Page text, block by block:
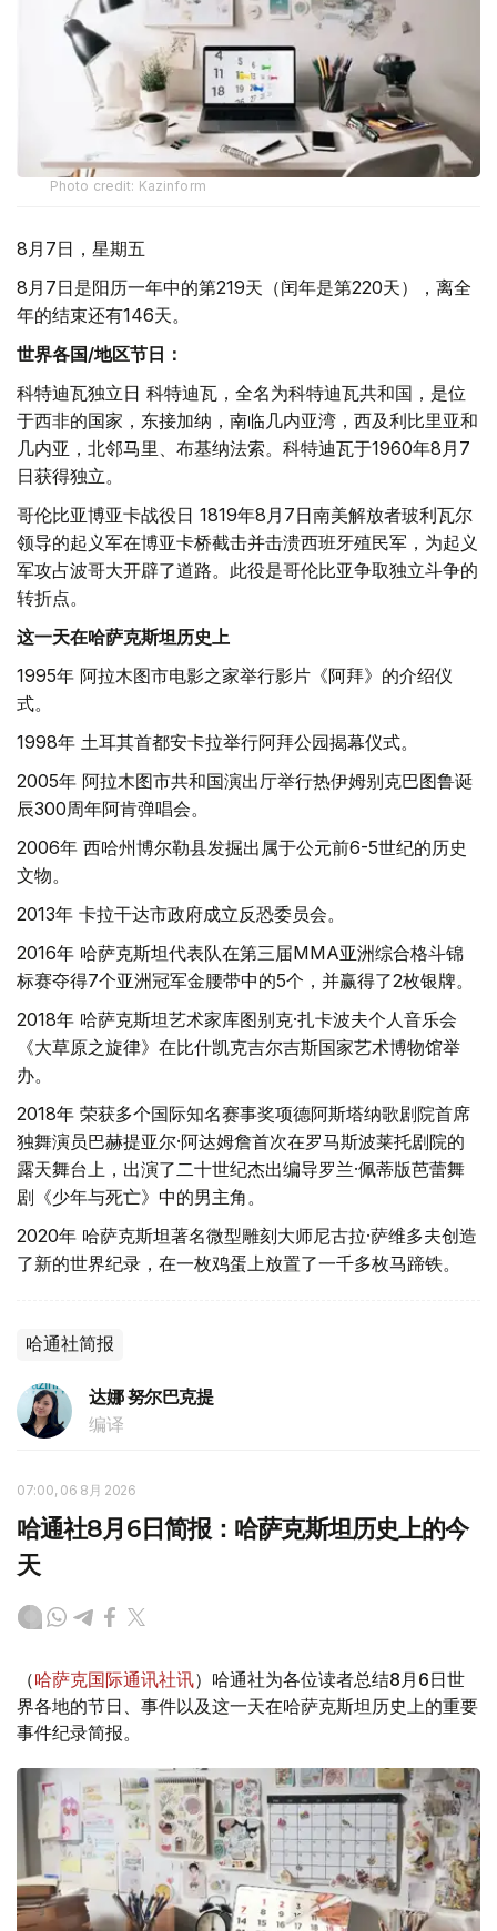
Photo credit: Kazinform
8月7日，星期五
8月7日是阳历一年中的第219天（闰年是第220天），离全
年的结束还有146天。
世界各国/地区节日：
科特迪瓦独立日 科特迪瓦，全名为科特迪瓦共和国，是位
于西非的国家，东接加纳，南临几内亚湾，西及利比里亚和
几内亚，北邻马里、布基纳法索。科特迪瓦于1960年8月7
日获得独立。
哥伦比亚博亚卡战役日 1819年8月7日南美解放者玻利瓦尔
领导的起义军在博亚卡桥截击并击溃西班牙殖民军，为起义
军攻占波哥大开辟了道路。此役是哥伦比亚争取独立斗争的
转折点。
这一天在哈萨克斯坦历史上
1995年 阿拉木图市电影之家举行影片《阿拜》的介绍仪
式。
1998年 土耳其首都安卡拉举行阿拜公园揭幕仪式。
2005年 阿拉木图市共和国演出厅举行热伊姆别克巴图鲁诞
辰300周年阿肯弹唱会。
2006年 西哈州博尔勒县发掘出属于公元前6-5世纪的历史
文物。
2013年 卡拉干达市政府成立反恐委员会。
2016年 哈萨克斯坦代表队在第三届MMA亚洲综合格斗锦
标赛夺得7个亚洲冠军金腰带中的5个，并赢得了2枚银牌。
2018年 哈萨克斯坦艺术家库图别克·扎卡波夫个人音乐会
《大草原之旋律》在比什凯克吉尔吉斯国家艺术博物馆举
办。
2018年 荣获多个国际知名赛事奖项德阿斯塔纳歌剧院首席
独舞演员巴赫提亚尔·阿达姆詹首次在罗马斯波莱托剧院的
露天舞台上，出演了二十世纪杰出编导罗兰·佩蒂版芭蕾舞
剧《少年与死亡》中的男主角。
2020年 哈萨克斯坦著名微型雕刻大师尼古拉·萨维多夫创造
了新的世界纪录，在一枚鸡蛋上放置了一千多枚马蹄铁。
哈通社简报
达娜 努尔巴克提
编译
07:00, 06 8月 2026
哈通社8月6日简报：哈萨克斯坦历史上的今
天
（哈萨克国际通讯社讯）哈通社为各位读者总结8月6日世
界各地的节日、事件以及这一天在哈萨克斯坦历史上的重要
事件纪录简报。